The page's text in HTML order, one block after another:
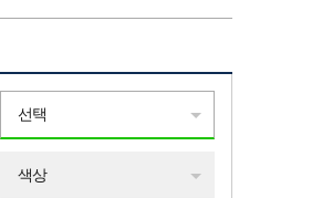
선택
색상